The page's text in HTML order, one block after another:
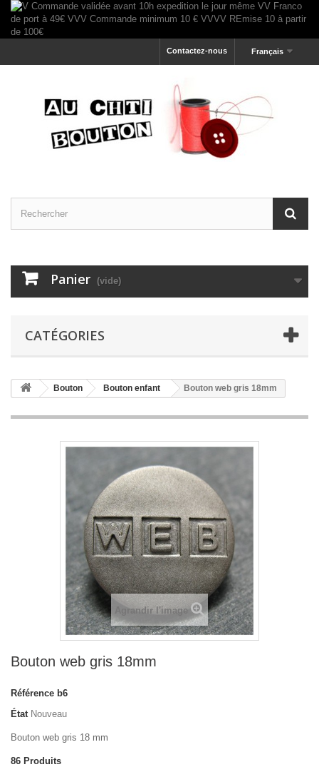
Français
Contactez-nous
Panier (vide)
CATÉGORIES
Bouton Bouton enfant Bouton web gris 18mm
Agrandir l'image
Bouton web gris 18mm
Référence b6
État Nouveau
Bouton web gris 18 mm
86 Produits